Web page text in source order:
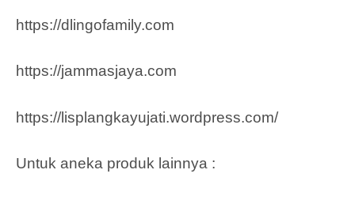
https://dlingofamily.com
https://jammasjaya.com
https://lisplangkayujati.wordpress.com/
Untuk aneka produk lainnya :